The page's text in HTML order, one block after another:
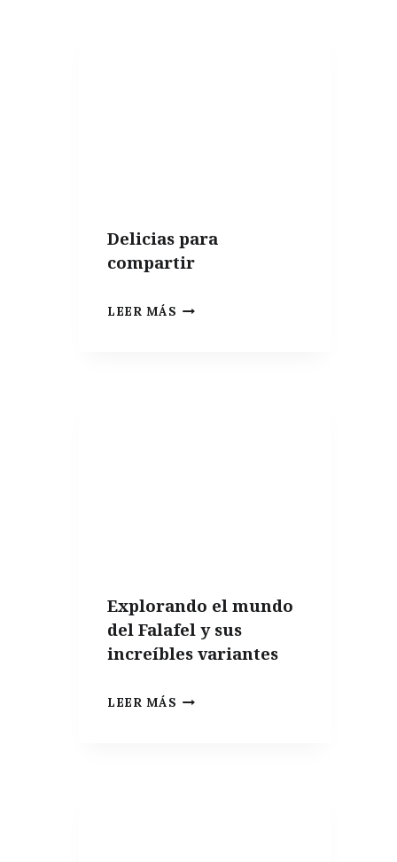
Delicias para
compartir
LEER MÁS DELICIAS
Explorando el mundo
del Falafel y sus
increíbles variantes
LEER MÁS EXPLORANDO